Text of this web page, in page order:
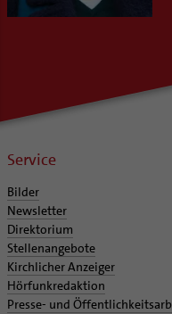
Service
Bilder
Newsletter
Direktorium
Stellenangebote
Kirchlicher Anzeiger
Hörfunkredaktion
Presse- und